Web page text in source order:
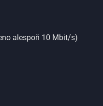
alespoň 10 Mbit/s)